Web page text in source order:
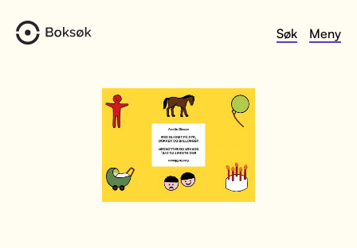
Søk Meny